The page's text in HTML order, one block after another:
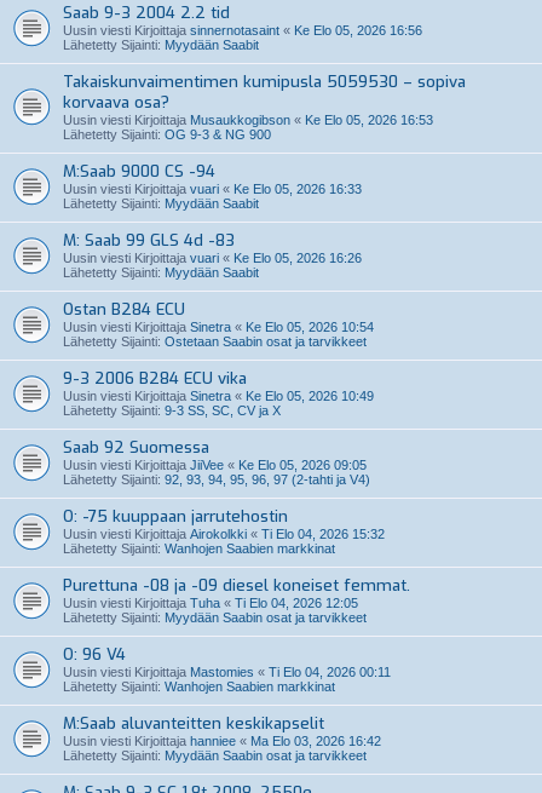
Saab 9-3 2004 2.2 tid
Uusin viesti Kirjoittaja sinnernotasaint « Ke Elo 05, 2026 16:56
Lähetetty Sijainti: Myydään Saabit
Takaiskunvaimentimen kumipusla 5059530 – sopiva
korvaava osa?
Uusin viesti Kirjoittaja Musaukkogibson « Ke Elo 05, 2026 16:53
Lähetetty Sijainti: OG 9-3 & NG 900
M:Saab 9000 CS -94
Uusin viesti Kirjoittaja vuari « Ke Elo 05, 2026 16:33
Lähetetty Sijainti: Myydään Saabit
M: Saab 99 GLS 4d -83
Uusin viesti Kirjoittaja vuari « Ke Elo 05, 2026 16:26
Lähetetty Sijainti: Myydään Saabit
Ostan B284 ECU
Uusin viesti Kirjoittaja Sinetra « Ke Elo 05, 2026 10:54
Lähetetty Sijainti: Ostetaan Saabin osat ja tarvikkeet
9-3 2006 B284 ECU vika
Uusin viesti Kirjoittaja Sinetra « Ke Elo 05, 2026 10:49
Lähetetty Sijainti: 9-3 SS, SC, CV ja X
Saab 92 Suomessa
Uusin viesti Kirjoittaja JiiVee « Ke Elo 05, 2026 09:05
Lähetetty Sijainti: 92, 93, 94, 95, 96, 97 (2-tahti ja V4)
O: -75 kuuppaan jarrutehostin
Uusin viesti Kirjoittaja Airokolkki « Ti Elo 04, 2026 15:32
Lähetetty Sijainti: Wanhojen Saabien markkinat
Purettuna -08 ja -09 diesel koneiset femmat.
Uusin viesti Kirjoittaja Tuha « Ti Elo 04, 2026 12:05
Lähetetty Sijainti: Myydään Saabin osat ja tarvikkeet
O: 96 V4
Uusin viesti Kirjoittaja Mastomies « Ti Elo 04, 2026 00:11
Lähetetty Sijainti: Wanhojen Saabien markkinat
M:Saab aluvanteitten keskikapselit
Uusin viesti Kirjoittaja hanniee « Ma Elo 03, 2026 16:42
Lähetetty Sijainti: Myydään Saabin osat ja tarvikkeet